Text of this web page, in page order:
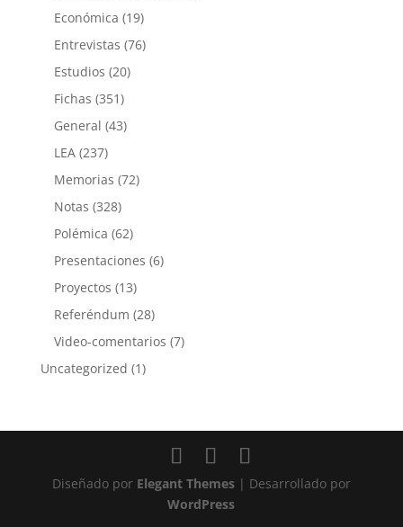
Económica (19)
Entrevistas (76)
Estudios (20)
Fichas (351)
General (43)
LEA(237)
Memorias (72)
Notas (328)
Polémica (62)
Presentaciones (6)
Proyectos (13)
Referéndum (28)
Video-comentarios (7)
Uncategorized (1)
Diseñado por Elegant Themes| Desarrollado por
WordPress